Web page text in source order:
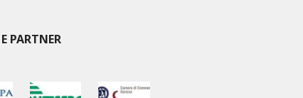
PARTNER